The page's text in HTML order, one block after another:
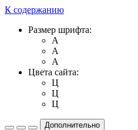
К содержанию
Размер шрифта:
A
A
A
Цвета сайта:
Ц
Ц
Ц
Дополнительно